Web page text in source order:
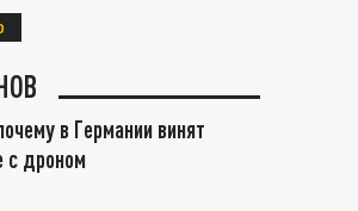
в Германии винят
с дроном